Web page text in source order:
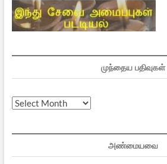
முந்தைய பதிவுகள்
முந்தைய
அண்மையவை